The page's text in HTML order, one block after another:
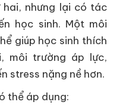
nhưng lại có tác
học sinh. Một môi
giúp học sinh thích
môi trường áp lực,
stress nặng nề hơn.
thể áp dụng: